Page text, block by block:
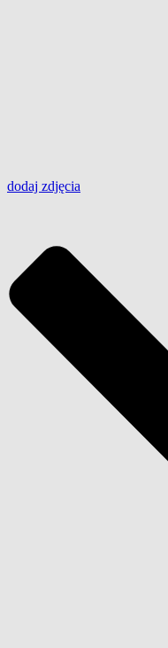
dodaj zdjęcia